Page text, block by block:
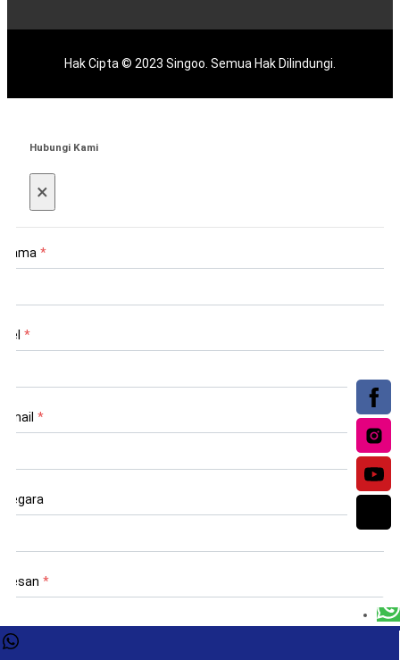
Hak Cipta © 2023 Singoo. Semua Hak Dilindungi.
Hubungi Kami
×
Nama *
Tel *
Email *
Negara
Pesan *